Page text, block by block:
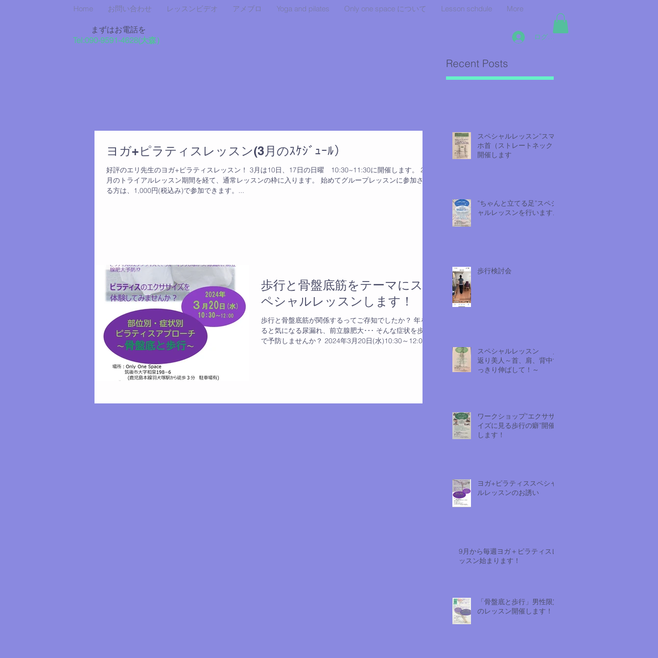
Home お問い合わせ レッスンビデオ アメブロ Yoga and pilates Only one space について Lesson schdule More
まずはお電話を
Tel:090-9591-4628​(大森） ログイン
Recent Posts
ヨガ+ピラティスレッスン(3月のｽｹｼﾞｭｰﾙ）
好評のエリ先生のヨガ+ピラティスレッスン！ 3月は10日、17日の日曜 10:30~11:30に開催します。 2か
月のトライアルレッスン期間を経て、通常レッスンの枠に入ります。 始めてグループレッスンに参加され
る方は、1,000円(税込み)で参加できます。...
歩行と骨盤底筋をテーマにス
ペシャルレッスンします！
歩行と骨盤底筋が関係するってご存知でしたか？ 年をと
ると気になる尿漏れ、前立腺肥大･･･ そんな症状を歩行
で予防しませんか？ 2024年3月20日(水)10:30～12:00
スペシャルレッスン”スマ
ホ首（ストレートネック）
開催します
”ちゃんと立てる足”スペシ
ャルレッスンを行います。
歩行検討会
スペシャルレッスン 見
返り美人～首、肩、背中す
っきり伸ばして！～
ワークショップ”エクササ
イズに見る歩行の癖”開催
します！
ヨガ+ピラティススペシャ
ルレッスンのお誘い
9月から毎週ヨガ＋ピラティスレ
ッスン始まります！
「骨盤底と歩行」男性限定
のレッスン開催します！